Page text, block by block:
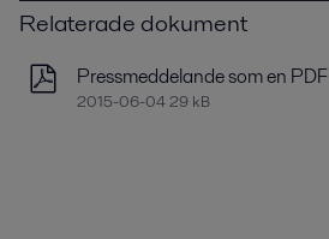
Relaterade dokument
Pressmeddelande som en PDF
2015-06-04 29 kB